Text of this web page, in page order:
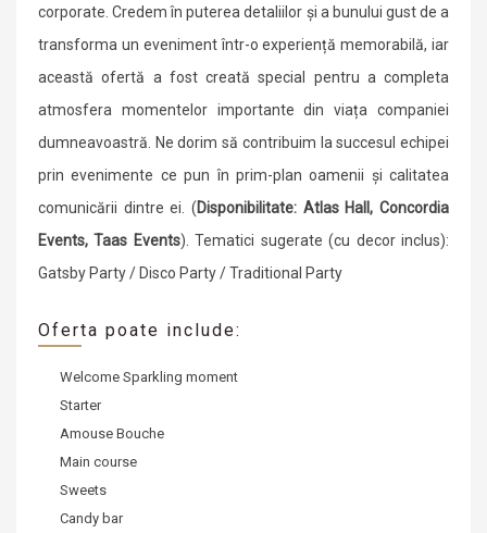
corporate. Credem în puterea detaliilor și a bunului gust de a
transforma un eveniment într-o experiență memorabilă, iar
această ofertă a fost creată special pentru a completa
atmosfera momentelor importante din viața companiei
dumneavoastră. Ne dorim să contribuim la succesul echipei
prin evenimente ce pun în prim-plan oamenii și calitatea
comunicării dintre ei. (Disponibilitate: Atlas Hall, Concordia
Events, Taas Events). Tematici sugerate (cu decor inclus):
Gatsby Party / Disco Party / Traditional Party
Oferta poate include:
Welcome Sparkling moment
Starter
Amouse Bouche
Main course
Sweets
Candy bar